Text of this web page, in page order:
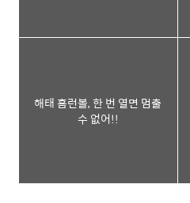
해태 홈런볼, 한 번 열면 멈출
수 없어!!